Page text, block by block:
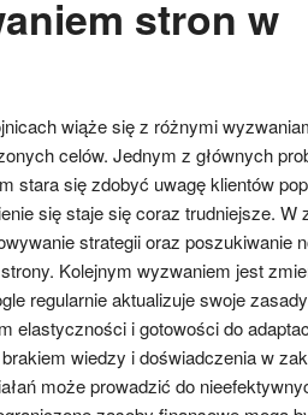
stron w
wiąże się z różnymi
celów. Jednym z głównych
stara się zdobyć uwagę klientów
się staje się coraz trudniejsze. W
strategii oraz poszukiwanie
Kolejnym wyzwaniem jest
regularnie aktualizuje swoje
elastyczności i gotowości do
wiedzy i doświadczenia w
może prowadzić do